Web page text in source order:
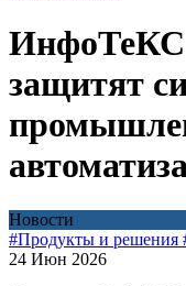
защитят
Новости
#Продукты и решения
24 Июн 2026